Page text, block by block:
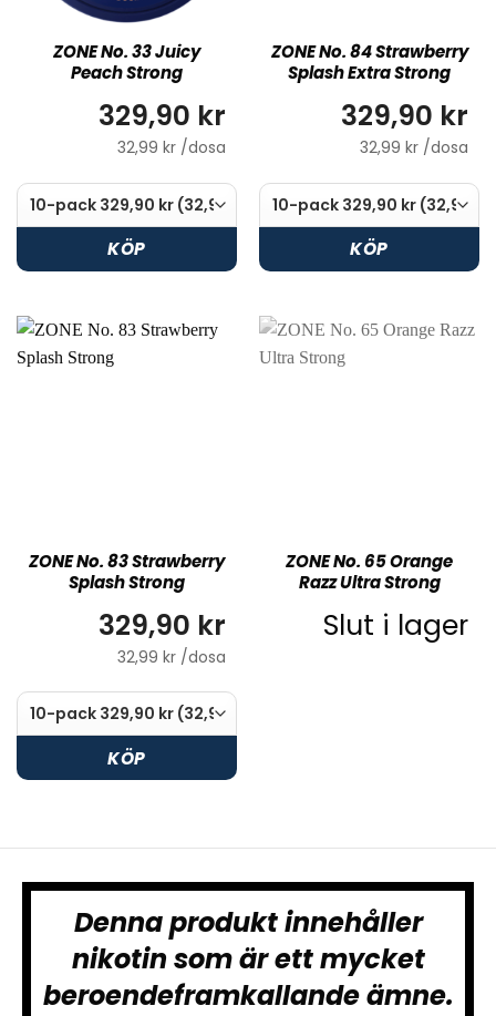
ZONE No. 33 Juicy
Peach Strong
329,90 kr
32,99 kr /dosa
KÖP
ZONE No. 84 Strawberry
Splash Extra Strong
329,90 kr
32,99 kr /dosa
KÖP
ZONE No. 83 Strawberry
Splash Strong
329,90 kr
32,99 kr /dosa
KÖP
ZONE No. 65 Orange
Razz Ultra Strong
Slut i lager
Denna produkt innehåller
nikotin som är ett mycket
beroendeframkallande ämne.